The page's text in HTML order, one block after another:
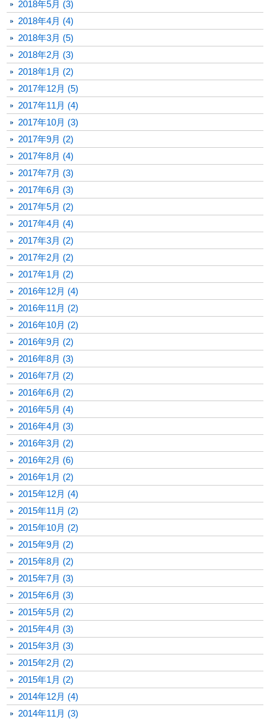
2018年5月 (3)
2018年4月 (4)
2018年3月 (5)
2018年2月 (3)
2018年1月 (2)
2017年12月 (5)
2017年11月 (4)
2017年10月 (3)
2017年9月 (2)
2017年8月 (4)
2017年7月 (3)
2017年6月 (3)
2017年5月 (2)
2017年4月 (4)
2017年3月 (2)
2017年2月 (2)
2017年1月 (2)
2016年12月 (4)
2016年11月 (2)
2016年10月 (2)
2016年9月 (2)
2016年8月 (3)
2016年7月 (2)
2016年6月 (2)
2016年5月 (4)
2016年4月 (3)
2016年3月 (2)
2016年2月 (6)
2016年1月 (2)
2015年12月 (4)
2015年11月 (2)
2015年10月 (2)
2015年9月 (2)
2015年8月 (2)
2015年7月 (3)
2015年6月 (3)
2015年5月 (2)
2015年4月 (3)
2015年3月 (3)
2015年2月 (2)
2015年1月 (2)
2014年12月 (4)
2014年11月 (3)